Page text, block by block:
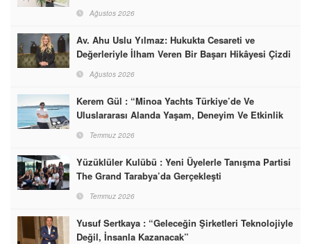
Ağustos 2026
Av. Ahu Uslu Yılmaz: Hukukta Cesareti ve
Değerleriyle İlham Veren Bir Başarı Hikâyesi Çizdi
Ağustos 2026
Kerem Gül : “Minoa Yachts Türkiye’de Ve
Uluslararası Alanda Yaşam, Deneyim Ve Etkinlik
Markası Olacak”
Temmuz 2026
Yüzüklüler Kulübü : Yeni Üyelerle Tanışma Partisi
The Grand Tarabya’da Gerçekleşti
Temmuz 2026
Yusuf Sertkaya : “Geleceğin Şirketleri Teknolojiyle
Değil, İnsanla Kazanacak”